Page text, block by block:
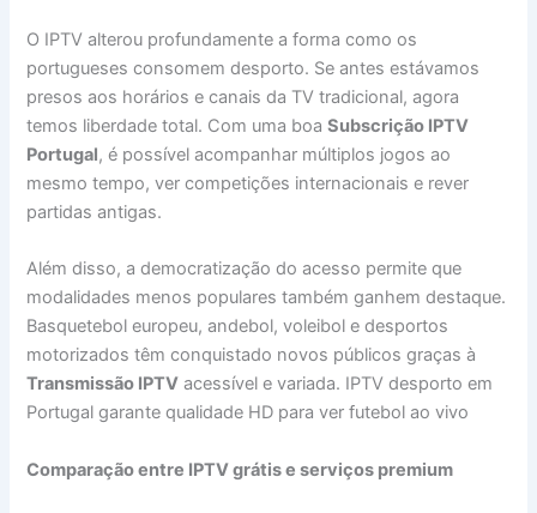
O IPTV alterou profundamente a forma como os
portugueses consomem desporto. Se antes estávamos
presos aos horários e canais da TV tradicional, agora
temos liberdade total. Com uma boaSubscrição IPTV
Portugal, é possível acompanhar múltiplos jogos ao
mesmo tempo, ver competições internacionais e rever
partidas antigas.
Além disso, a democratização do acesso permite que
modalidades menos populares também ganhem destaque.
Basquetebol europeu, andebol, voleibol e desportos
motorizados têm conquistado novos públicos graças à
Transmissão IPTV acessível e variada. IPTV desporto em
Portugal garante qualidade HD para ver futebol ao vivo
Comparação entre IPTV grátis e serviços premium